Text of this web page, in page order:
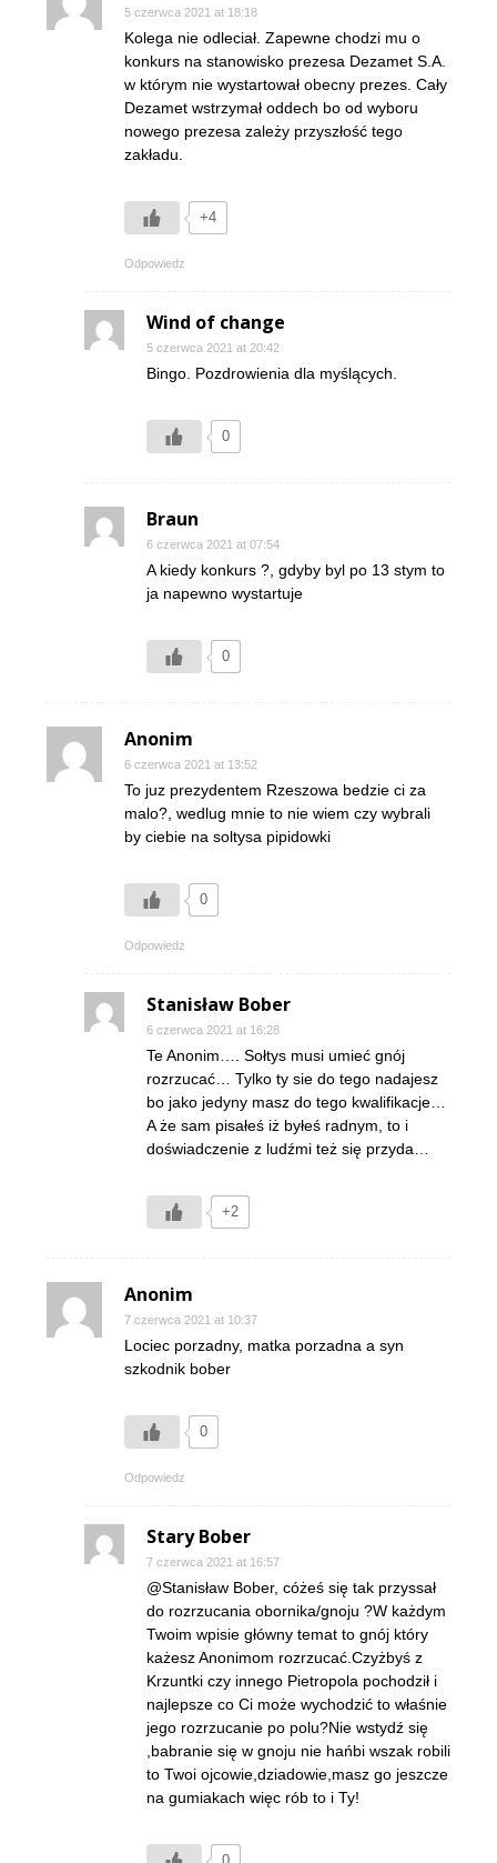
5 czerwca 2021 at 18:18
Kolega nie odleciał. Zapewne chodzi mu o
konkurs na stanowisko prezesa Dezamet S.A.
w którym nie wystartował obecny prezes. Cały
Dezamet wstrzymał oddech bo od wyboru
nowego prezesa zależy przyszłość tego
zakładu.
+4
Odpowiedz
Wind of change
5 czerwca 2021 at 20:42
Bingo. Pozdrowienia dla myślących.
0
Braun
6 czerwca 2021 at 07:54
A kiedy konkurs ?, gdyby byl po 13 stym to
ja napewno wystartuje
0
Anonim
6 czerwca 2021 at 13:52
To juz prezydentem Rzeszowa bedzie ci za
malo?, wedlug mnie to nie wiem czy wybrali
by ciebie na soltysa pipidowki
0
Odpowiedz
Stanisław Bober
6 czerwca 2021 at 16:28
Te Anonim…. Sołtys musi umieć gnój
rozrzucać… Tylko ty sie do tego nadajesz
bo jako jedyny masz do tego kwalifikacje…
A że sam pisałeś iż byłeś radnym, to i
doświadczenie z ludźmi też się przyda…
+2
Anonim
7 czerwca 2021 at 10:37
Lociec porzadny, matka porzadna a syn
szkodnik bober
0
Odpowiedz
Stary Bober
7 czerwca 2021 at 16:57
@Stanisław Bober, cóżeś się tak przyssał
do rozrzucania obornika/gnoju ?W każdym
Twoim wpisie główny temat to gnój który
każesz Anonimom rozrzucać.Czyżbyś z
Krzuntki czy innego Pietropola pochodził i
najlepsze co Ci może wychodzić to właśnie
jego rozrzucanie po polu?Nie wstydź się
,babranie się w gnoju nie hańbi wszak robili
to Twoi ojcowie,dziadowie,masz go jeszcze
na gumiakach więc rób to i Ty!